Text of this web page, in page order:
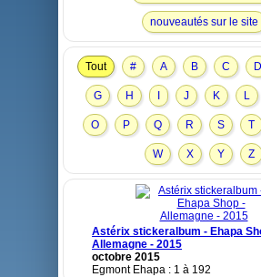
nouveautés sur le site
Tout # A B C D
G H J K L
O P Q R S T
W X Y Z
Astérix stickeralbum - Ehapa
Allemagne - 2015
octobre 2015
Egmont Ehapa : 1 à 192